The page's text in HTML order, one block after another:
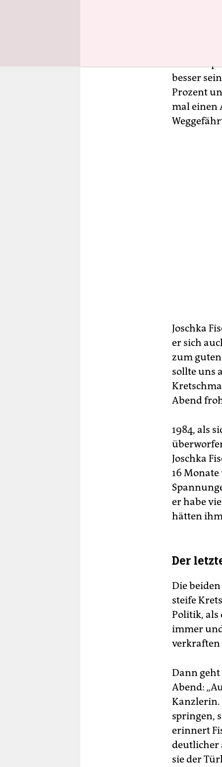
gesetzte
besser
Prozent
mal einen
Joschka
er sich
zum
sollte uns
Abend
1984, als
Joschka
16
er habe
hätten
Der
Die
steife
Politik, als
immer
verkraften
Dann
Abend:
Kanzlerin.
springen,
erinnert
deutlicher
sie der